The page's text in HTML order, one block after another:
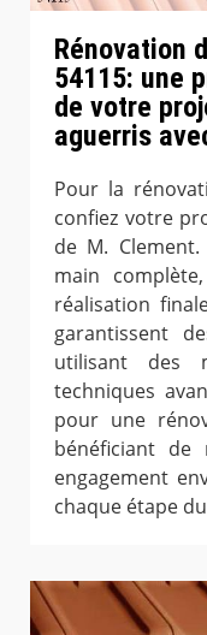
Rénovation
54115: une
de votre
aguerris
Pour la
confiez votre
de M.
main
réalisation
garantissent
utilisant des
techniques
pour une
bénéficiant
engagement
chaque étape